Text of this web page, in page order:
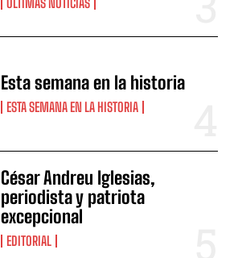
Esta semana en la historia
ESTA SEMANA EN LA HISTORIA
César Andreu Iglesias,
periodista y patriota
excepcional
EDITORIAL